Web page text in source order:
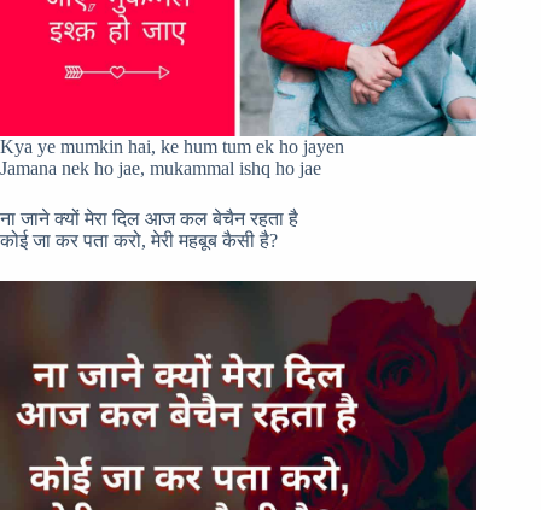
Kya ye mumkin hai, ke hum tum ek ho jayen
Jamana nek ho jae, mukammal ishq ho jae
ना जाने क्यों मेरा दिल आज कल बेचैन रहता है
कोई जा कर पता करो, मेरी महबूब कैसी है?